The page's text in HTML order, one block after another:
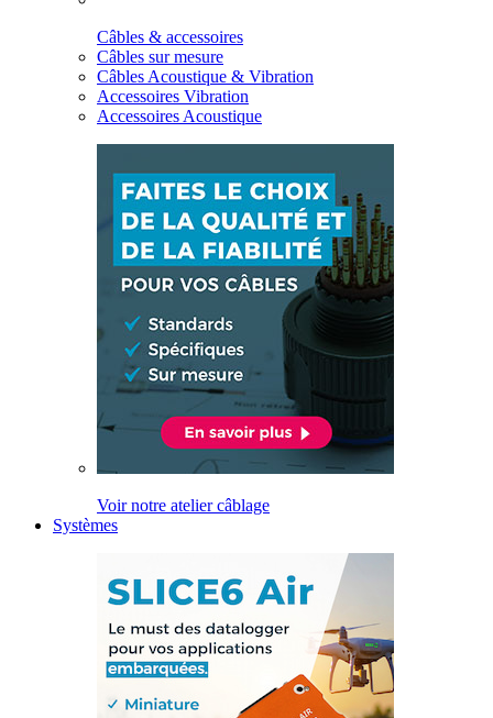
Câbles & accessoires
Câbles sur mesure
Câbles Acoustique & Vibration
Accessoires Vibration
Accessoires Acoustique
Voir notre atelier câblage
Systèmes